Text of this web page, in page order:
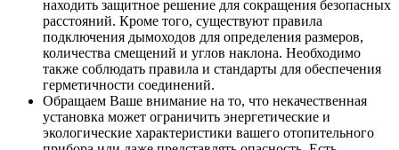
находить защитное решение для сокращения безопасных
расстояний. Кроме того, существуют правила
подключения дымоходов для определения размеров,
количества смещений и углов наклона. Необходимо
также соблюдать правила и стандарты для обеспечения
герметичности соединений.
Обращаем Ваше внимание на то, что некачественная
установка может ограничить энергетические и
экологические характеристики вашего отопительного